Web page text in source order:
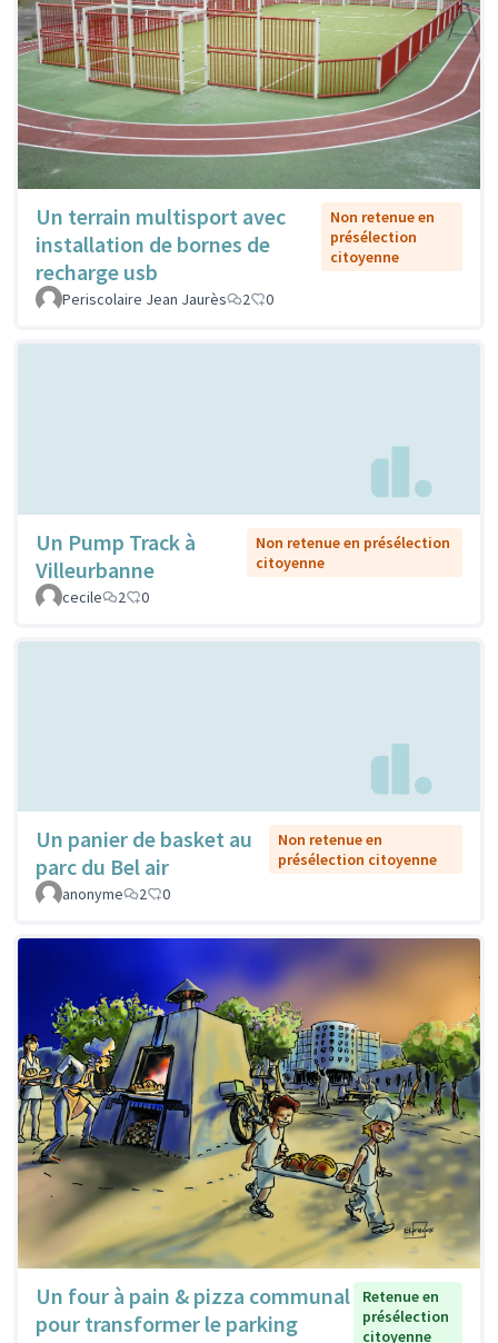
Un terrain multisport avec
installation de bornes de
recharge usb
Non retenue en
présélection
citoyenne
Periscolaire Jean Jaurès 2 0
Un Pump Track à
Villeurbanne
Non retenue en présélection
citoyenne
cecile
2 0
Un panier de basket au
parc du Bel air
Non retenue en
présélection citoyenne
anonyme
2 0
Un four à pain & pizza communal
pour transformer le parking
Retenue en
présélection
citoyenne